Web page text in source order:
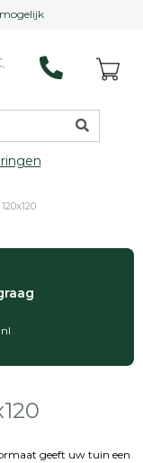
mogelijk
geeft uw tuin een